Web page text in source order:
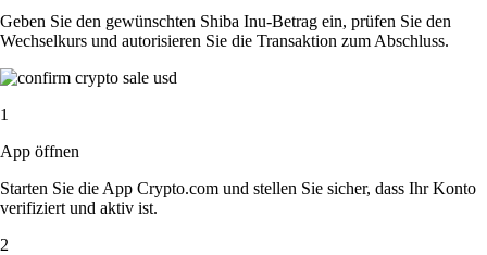
Geben Sie den gewünschten Shiba Inu-Betrag ein, prüfen Sie den
Wechselkurs und autorisieren Sie die Transaktion zum Abschluss.
1
App öffnen
Starten Sie die App Crypto.com und stellen Sie sicher, dass Ihr Konto
verifiziert und aktiv ist.
2